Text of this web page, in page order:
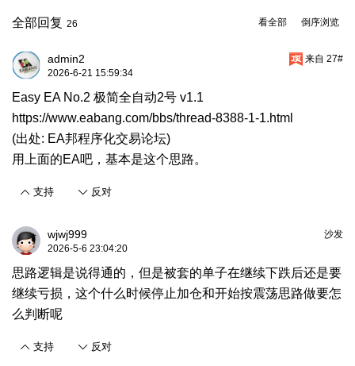
倒序浏览
看全部
全部回复 26
来自 27#
admin2
2026-6-21 15:59:34
Easy EA No.2 极简全自动2号 v1.1
https://www.eabang.com/bbs/thread-8388-1-1.html
(出处: EA邦程序化交易论坛)
用上面的EA吧，基本是这个思路。
支持 反对
沙发
wjwj999
2026-5-6 23:04:20
思路逻辑是说得通的，但是被套的单子在继续下跌后还是要
继续亏损，这个什么时候停止加仓和开始按震荡思路做要怎
么判断呢
支持 反对